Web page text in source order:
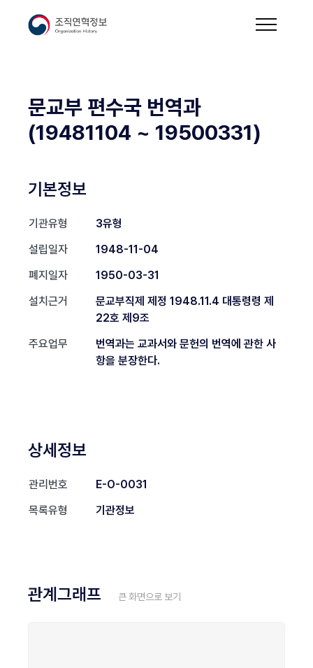
문교부 편수국 번역과
(19481104 ~ 19500331)
기본정보
기관유형
3유형
설립일자
1948-11-04
폐지일자
1950-03-31
설치근거
문교부직제 제정 1948.11.4 대통령령 제
22호 제9조
주요업무
번역과는 교과서와 문헌의 번역에 관한 사
항을 분장한다.
상세정보
관리번호
E-O-0031
목록유형
기관정보
관계그래프 큰 화면으로 보기